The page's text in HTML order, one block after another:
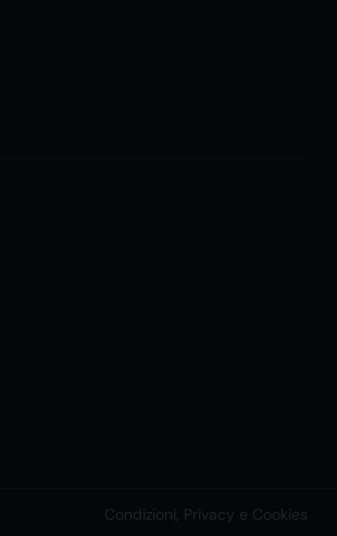
Condizioni, Privacy e Cookies